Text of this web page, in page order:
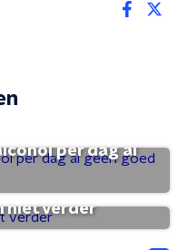
per dag al
niet verder